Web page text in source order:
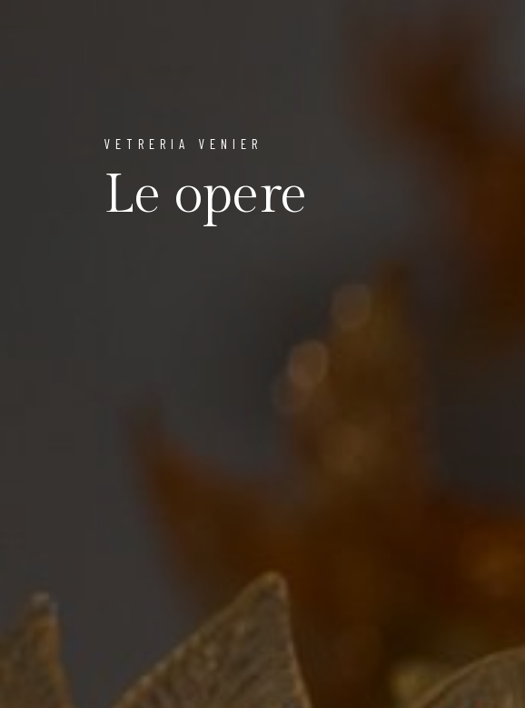
VETRERIA VENIER
Le opere